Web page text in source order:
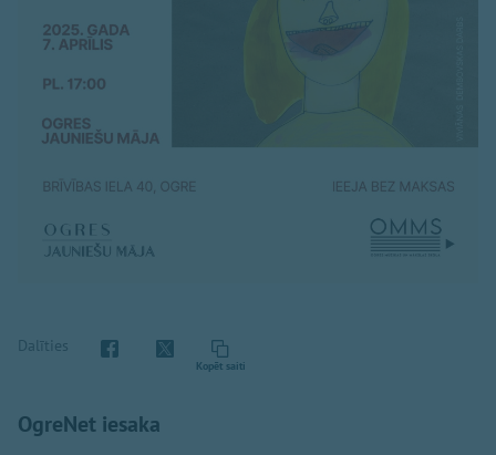
Dalīties
Kopēt saiti
OgreNet iesaka